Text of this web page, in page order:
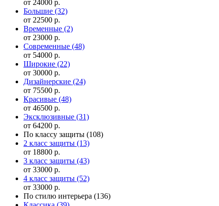
от 24000 р.
Большие (32)
от 22500 р.
Временные (2)
от 23000 р.
Современные (48)
от 54000 р.
Широкие (22)
от 30000 р.
Дизайнерские (24)
от 75500 р.
Красивые (48)
от 46500 р.
Эксклюзивные (31)
от 64200 р.
По классу защиты (108)
2 класс защиты (13)
от 18800 р.
3 класс защиты (43)
от 33000 р.
4 класс защиты (52)
от 33000 р.
По стилю интерьера (136)